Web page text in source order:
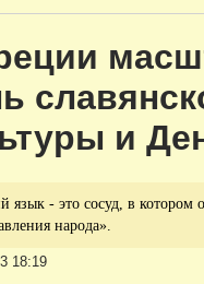
и
язык - это сосуд, в котором
народа».
18:19